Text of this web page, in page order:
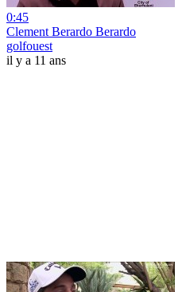
0:45
Clement Berardo Berardo
golfouest
il y a 11 ans